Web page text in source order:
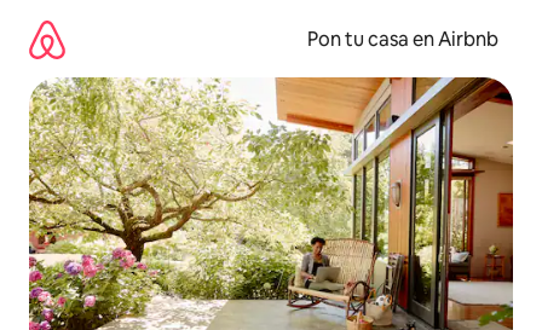
contenido
Pon tu casa en Airbnb